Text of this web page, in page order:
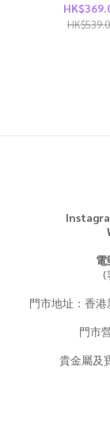
(
門市地址：香
門市
貴金屬及